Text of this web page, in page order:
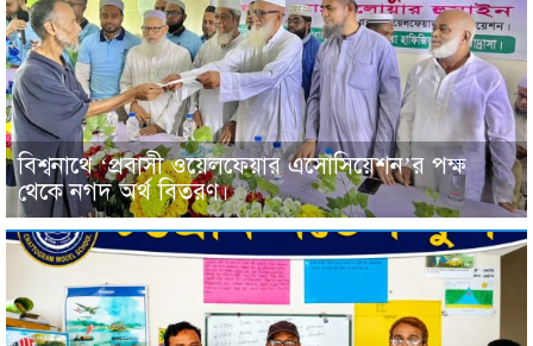
বিশ্বনাথে ‘প্রবাসী ওয়েলফেয়ার এসোসিয়েশন’র পক্ষ
থেকে নগদ অর্থ বিতরণ।